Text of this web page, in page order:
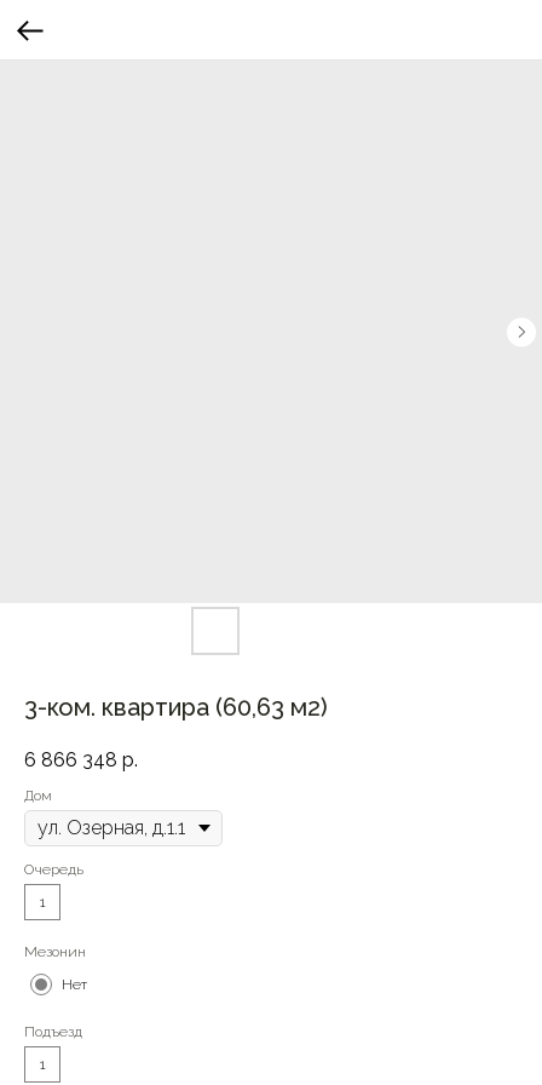
3-ком. квартира (60,63 м2)
6 866 348 р.
Дом
Очередь
1
Мезонин
Нет
Подъезд
1